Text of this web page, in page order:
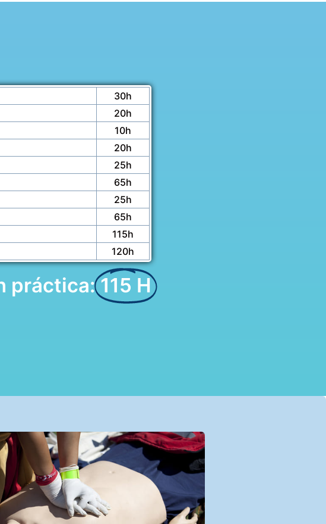
30h
20h
10h
20h
25h
65h
25h
65h
115h
120h
práctica:115 H